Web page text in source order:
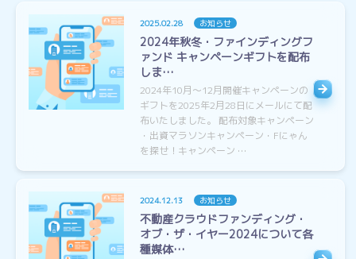
2025.02.28 お知らせ
2024年秋冬・ファインディングフ
ァンド キャンペーンギフトを配布
しま…
2024年10月〜12月開催キャンペーンの
ギフトを2025年2月28日にメールにて配
布いたしました。 配布対象キャンペーン
・出資マラソンキャンペーン・Fにゃん
を探せ！キャンペーン …
2024.12.13 お知らせ
不動産クラウドファンディング・
オブ・ザ・イヤー2024について各
種媒体…